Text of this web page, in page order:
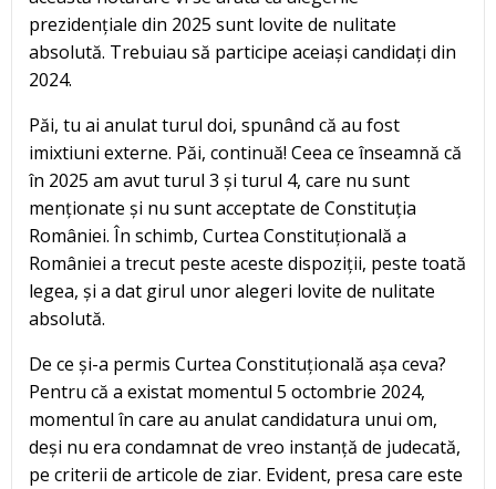
prezidențiale din 2025 sunt lovite de nulitate
absolută. Trebuiau să participe aceiași candidați din
2024.
Păi, tu ai anulat turul doi, spunând că au fost
imixtiuni externe. Păi, continuă! Ceea ce înseamnă că
în 2025 am avut turul 3 și turul 4, care nu sunt
menționate și nu sunt acceptate de Constituția
României. În schimb, Curtea Constituțională a
României a trecut peste aceste dispoziții, peste toată
legea, și a dat girul unor alegeri lovite de nulitate
absolută.
De ce și-a permis Curtea Constituțională așa ceva?
Pentru că a existat momentul 5 octombrie 2024,
momentul în care au anulat candidatura unui om,
deși nu era condamnat de vreo instanță de judecată,
pe criterii de articole de ziar. Evident, presa care este